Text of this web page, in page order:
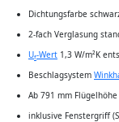
Dichtungsfarbe
2-fach Verglasung
Uf-Wert 1,3 W/m²K
Beschlagsystem
Ab 791 mm
inklusive Fenstergriff